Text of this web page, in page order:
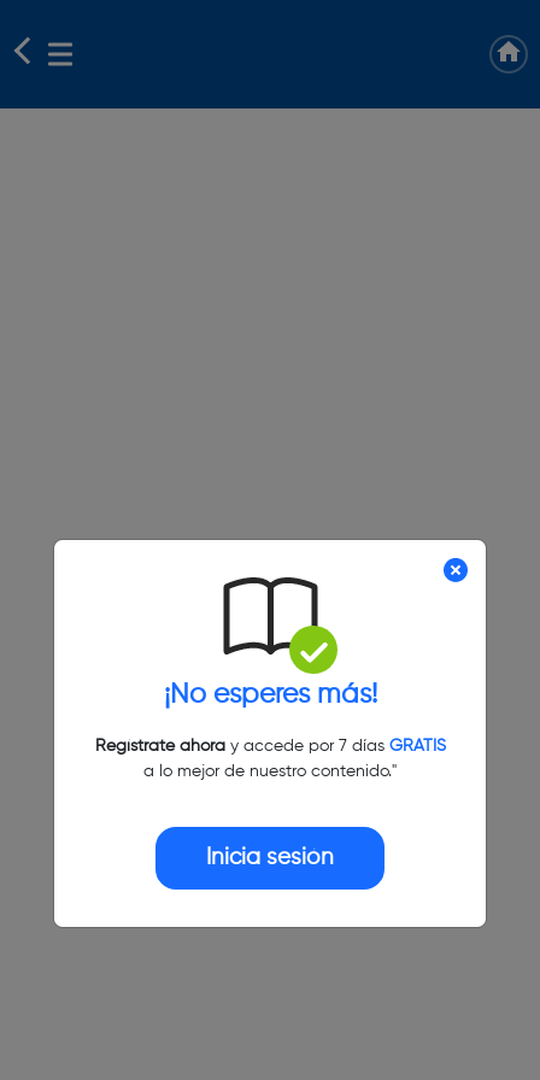
¡No esperes más!
Regístrate ahoray accede por 7 días GRATIS
a lo mejor de nuestro contenido."
Inicia sesión